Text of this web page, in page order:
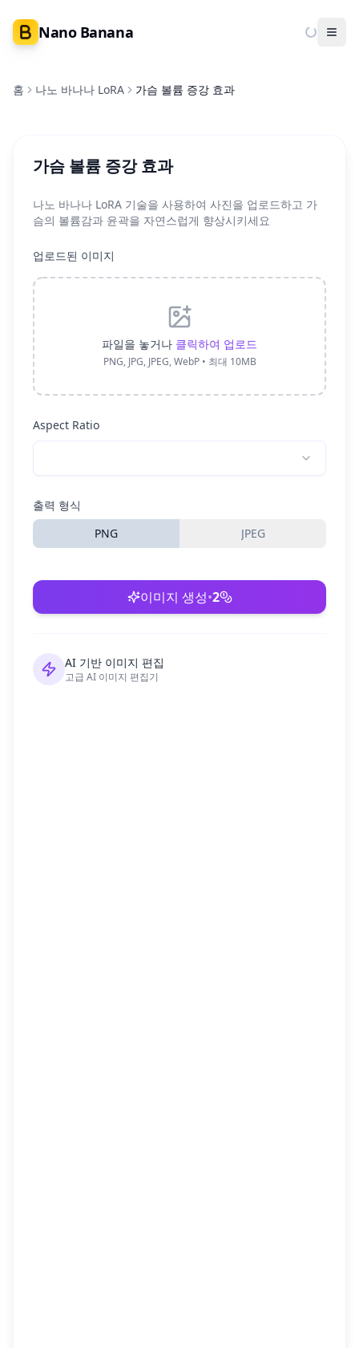
Nano Banana
홈 나노 바나나 LoRA 가슴 볼륨 증강 효과
가슴 볼륨 증강 효과
나노 바나나 LoRA 기술을 사용하여 사진을 업로드하고 가
슴의 볼륨감과 윤곽을 자연스럽게 향상시키세요
업로드된 이미지
파일을 놓거나 클릭하여 업로드
PNG, JPG, JPEG, WebP • 최대 10MB
Aspect Ratio
출력 형식
PNG
JPEG
이미지 생성•2
AI 기반 이미지 편집
고급 AI 이미지 편집기